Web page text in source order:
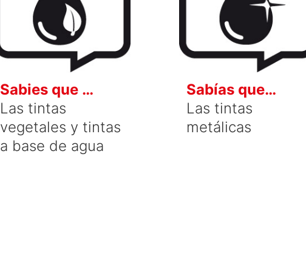
Sabies que …
Las tintas
vegetales y tintas
a base de agua
Sabías que…
Las tintas
metálicas